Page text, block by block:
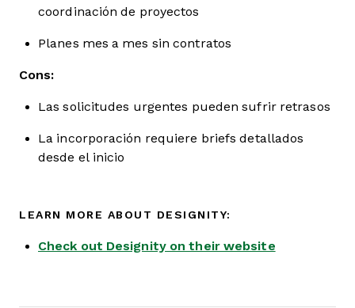
coordinación de proyectos
Planes mes a mes sin contratos
Cons:
Las solicitudes urgentes pueden sufrir retrasos
La incorporación requiere briefs detallados
desde el inicio
LEARN MORE ABOUT DESIGNITY:
Check out Designity on their website